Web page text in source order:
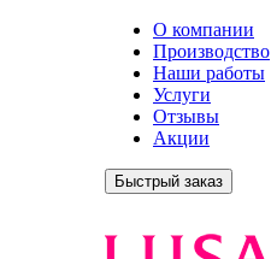
О компании
Производство
Наши работы
Услуги
Отзывы
Акции
Быстрый заказ